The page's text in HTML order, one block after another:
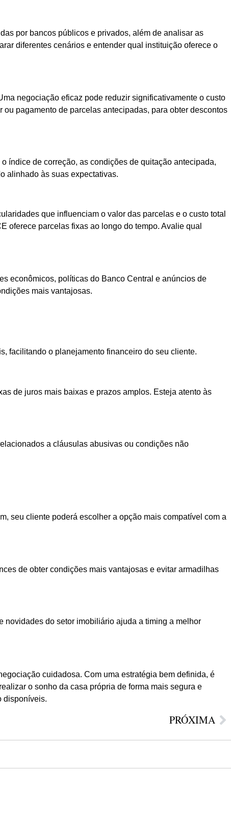
por bancos públicos e privados, além de analisar as
diferentes cenários e entender qual instituição oferece o
negociação eficaz pode reduzir significativamente o custo
pagamento de parcelas antecipadas, para obter descontos
índice de correção, as condições de quitação antecipada,
alinhado às suas expectativas.
que influenciam o valor das parcelas e o custo total
oferece parcelas fixas ao longo do tempo. Avalie qual
econômicos, políticas do Banco Central e anúncios de
mais vantajosas.
facilitando o planejamento financeiro do seu cliente.
de juros mais baixas e prazos amplos. Esteja atento às
a cláusulas abusivas ou condições não
seu cliente poderá escolher a opção mais compatível com a
de obter condições mais vantajosas e evitar armadilhas
novidades do setor imobiliário ajuda a timing a melhor
cuidadosa. Com uma estratégia bem definida, é
o sonho da casa própria de forma mais segura e
disponíveis.
PRÓXIMA